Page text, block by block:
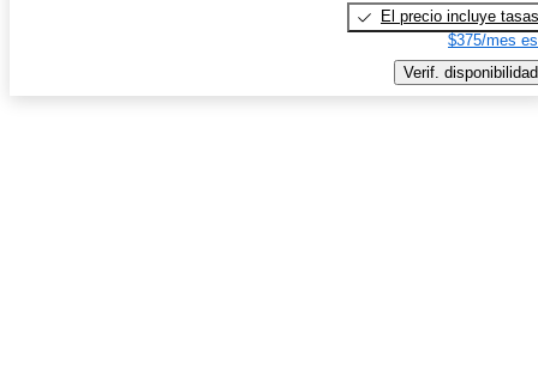
El precio incluye tasas
$375/mes
Verif. disponibilidad